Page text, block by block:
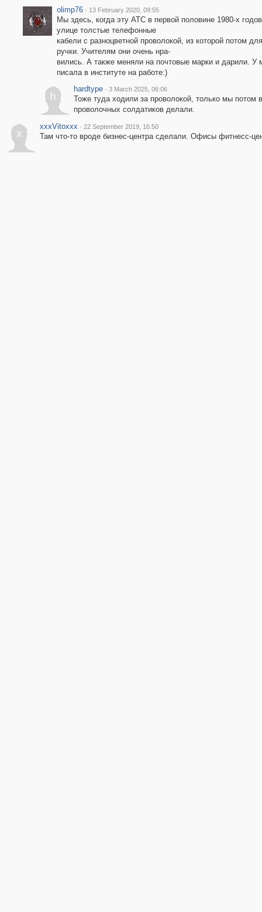
olimp76 · 13 February 2020, 09:55
Мы здесь, когда эту АТС в первой половине 1980-х
улице толстые телефонные
кабели с разноцветной проволокой, из которой потом
ручки. Учителям они очень нра-
вились. А также меняли на почтовые марки и дарили.
писала в институте на работе:)
h
hardtype · 3 March 2025, 06:06
Тоже туда ходили за проволокой, только мы
проволочных солдатиков делали.
x
xxxVitoxxx · 22 September 2019, 16:50
Там что-то вроде бизнес-центра сделали. Офисы фитнесс-